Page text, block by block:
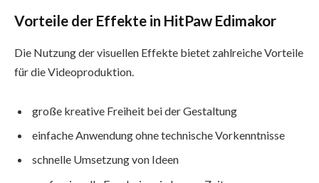
Vorteile der Effekte in HitPaw Edimakor
Die Nutzung der visuellen Effekte bietet zahlreiche Vorteile
für die Videoproduktion.
große kreative Freiheit bei der Gestaltung
einfache Anwendung ohne technische Vorkenntnisse
schnelle Umsetzung von Ideen